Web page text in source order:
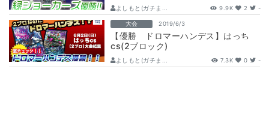
よしもと(ガチま... 9.9K 2 -
大会 2019/6/3
【優勝 ドロマーハンデス】はっち
cs(2ブロック)
よしもと(ガチま... 7.3K 0 -